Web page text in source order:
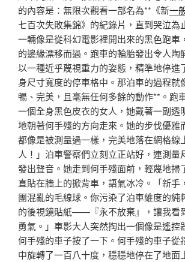
的內容是：無限次觀看一部名為**《新一
七百次失敗集錦》的紀錄片，直到哭泣為
一輛像是從科幻電影裡開出來的黑色跑車
的邊緣漂移而過。跑車的輪胎發出令人陶
以一種近乎蔑視重力的姿態，精準地停進
身尺寸寬度的停車格中。那泊車的過程就
暢、完美，且毫無任何多餘的動作**。跑
一個全身黑色皮衣的女人，她戴著一副透
地朝著何手殘的方向走來。她的步伐優雅
都像是被測量過一樣，完美地落在網格線
人！」泊車警察們立刻立正站好，連測量
發出聲音。她走到何手殘面前，輕蔑地掃
直貼在牆上的掀背車，語氣冰冷。「新手
團混亂的毛線球。你污染了泊車維度的純
的後視鏡貼紙——『永不放棄』，讓我看
勇氣。」車影大人突然掏出一個像是遙控
何手殘的車子按了一下。何手殘的車子從
中旋轉了一百八十度，穩穩地停在了地面